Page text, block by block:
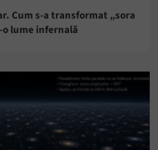
Cum s-a transformat „sora
lume infernală